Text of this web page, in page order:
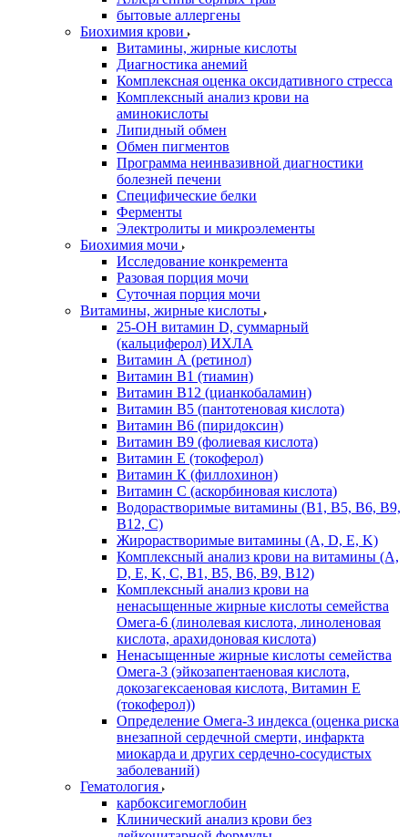
бытовые аллергены
Биохимия крови
Витамины, жирные кислоты
Диагностика анемий
Комплексная оценка оксидативного стресса
Комплексный анализ крови на
аминокислоты
Липидный обмен
Обмен пигментов
Программа неинвазивной диагностики
болезней печени
Специфические белки
Ферменты
Электролиты и микроэлементы
Биохимия мочи
Исследование конкремента
Разовая порция мочи
Суточная порция мочи
Витамины, жирные кислоты
25-OH витамин D, суммарный
(кальциферол) ИХЛА
Витамин А (ретинол)
Витамин В1 (тиамин)
Витамин В12 (цианкобаламин)
Витамин В5 (пантотеновая кислота)
Витамин В6 (пиридоксин)
Витамин В9 (фолиевая кислота)
Витамин Е (токоферол)
Витамин К (филлохинон)
Витамин С (аскорбиновая кислота)
Водорастворимые витамины (B1, B5, B6, В9,
В12, С)
Жирорастворимые витамины (A, D, E, K)
Комплексный анализ крови на витамины (A,
D, E, K, C, B1, B5, B6, В9, B12)
Комплексный анализ крови на
ненасыщенные жирные кислоты семейства
Омега-6 (линолевая кислота, линоленовая
кислота, арахидоновая кислота)
Ненасыщенные жирные кислоты семейства
Омега-3 (эйкозапентаеновая кислота,
докозагексаеновая кислота, Витамин E
(токоферол))
Определение Омега-3 индекса (оценка риска
внезапной сердечной смерти, инфаркта
миокарда и других сердечно-сосудистых
заболеваний)
Гематология
карбоксигемоглобин
Клинический анализ крови без